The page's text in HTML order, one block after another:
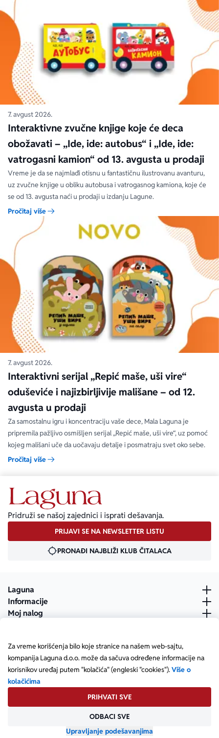
Za vreme korišćenja bilo koje stranice na našem web-sajtu,
kompanija Laguna d.o.o. može da sačuva određene informacije na
korisnikov uređaj putem "kolačića" (engleski "cookies").Više o
kolačićima
PRIHVATI SVE
ODBACI SVE
Upravljanje podešavanjima
7. avgust 2026.
Interaktivne zvučne knjige koje će deca
obožavati – „Ide, ide: autobus“ i „Ide, ide:
vatrogasni kamion“ od 13. avgusta u prodaji
Vreme je da se najmlađi otisnu u fantastičnu ilustrovanu avanturu,
uz zvučne knjige u obliku autobusa i vatrogasnog kamiona, koje će
se od 13. avgusta naći u prodaji u izdanju Lagune.
Pročitaj više
7. avgust 2026.
Interaktivni serijal „Repić maše, uši vire“
oduševiće i najizbirljivije mališane – od 12.
avgusta u prodaji
Za samostalnu igru i koncentraciju vaše dece, Mala Laguna je
pripremila pažljivo osmišljen serijal „Repić maše, uši vire“, uz pomoć
kojeg mališani uče da uočavaju detalje i posmatraju svet oko sebe.
Pročitaj više
Pridruži se našoj zajednici i isprati dešavanja.
PRIJAVI SE NA NEWSLETTER LISTU
PRONAĐI NAJBLIŽI KLUB ČITALACA
Laguna
Informacije
Moj nalog
Copyright © Laguna d.o.o. Starine Novaka 23, Beograd •
Matični broj: 17414844
Posetite našu Facebook stranicu
Posetite našu X stranicu
Posetite našu Instagram stranicu
Posetite naš YouTube
Posetite našu TikTok stranicu
Posetite našu LinkedIn stranicu